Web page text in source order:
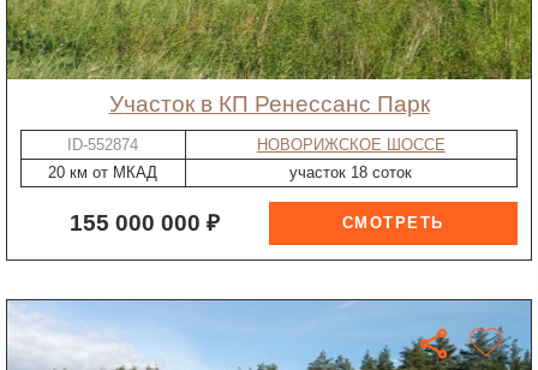
участок в КП Ренессанс Парк
ID-552874
НОВОРИЖСКОЕ ШОССЕ
20 км от МКАД
участок 18 соток
155 000 000 ₽